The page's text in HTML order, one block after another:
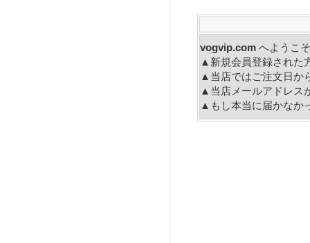
vogvip.com へ
▲新規会員登録された
▲当店ではご注文日か
▲当店メールアドレス
▲もし本当に届かなか